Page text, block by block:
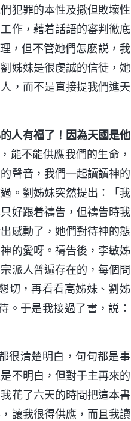
犯罪的本性及撒但敗壞性
作，藉着話語的審判徹底
，但不管她們怎麽説，我
姊妹是很虔誠的信徒，她
，而不是直接提我們進天
人有福了！因為天國是他
能不能供應我們的生命，
聲音，我們一起讀讀神的
。劉姊妹突然提出：「我
好跟着禱告，但禱告時我
感動了，她們對待神的態
的愛呀。禱告後，李敏姊
派人普遍存在的，每個問
切，再看看高姊妹、劉姊
。于是我接過了書，説：
很清楚明白，句句都是事
不明白，但對于主再來的
花了六天的時間把這本書
讓我很得供應，而且我讀